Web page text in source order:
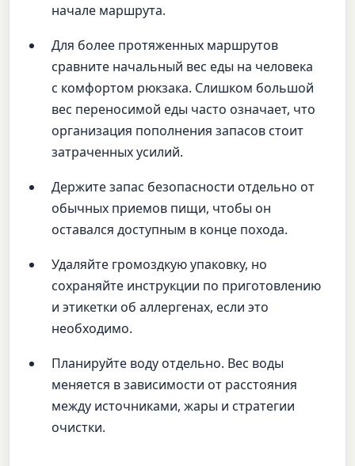
начале маршрута.
Для более протяженных маршрутов
сравните начальный вес еды на человека
с комфортом рюкзака. Слишком большой
вес переносимой еды часто означает, что
организация пополнения запасов стоит
затраченных усилий.
Держите запас безопасности отдельно от
обычных приемов пищи, чтобы он
оставался доступным в конце похода.
Удаляйте громоздкую упаковку, но
сохраняйте инструкции по приготовлению
и этикетки об аллергенах, если это
необходимо.
Планируйте воду отдельно. Вес воды
меняется в зависимости от расстояния
между источниками, жары и стратегии
очистки.